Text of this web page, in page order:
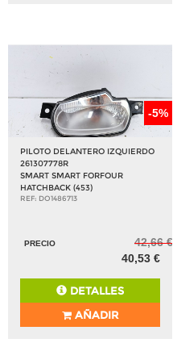
-5%
PILOTO DELANTERO IZQUIERDO
261307778R
SMART SMART FORFOUR
HATCHBACK (453)
REF: DO1486713
PRECIO
42,66 €
40,53 €
DETALLES
AÑADIR